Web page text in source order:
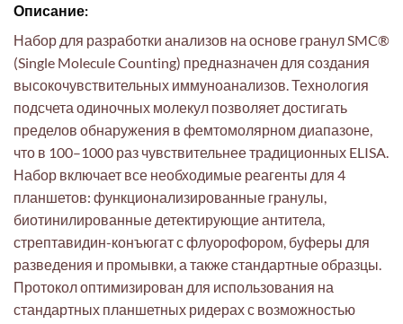
Описание:
Набор для разработки анализов на основе гранул SMC®
(Single Molecule Counting) предназначен для создания
высокочувствительных иммуноанализов. Технология
подсчета одиночных молекул позволяет достигать
пределов обнаружения в фемтомолярном диапазоне,
что в 100–1000 раз чувствительнее традиционных ELISA.
Набор включает все необходимые реагенты для 4
планшетов: функционализированные гранулы,
биотинилированные детектирующие антитела,
стрептавидин-конъюгат с флуорофором, буферы для
разведения и промывки, а также стандартные образцы.
Протокол оптимизирован для использования на
стандартных планшетных ридерах с возможностью